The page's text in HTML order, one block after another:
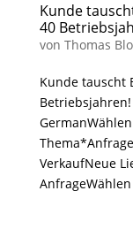
Kunde
40
von Thomas
Kunde tauscht
VerkaufNeue